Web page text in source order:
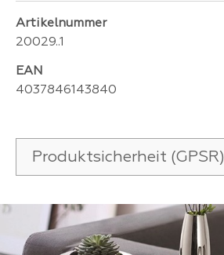
Artikelnummer
20029..1
EAN
4037846143840
Produktsicherheit (GPSR)